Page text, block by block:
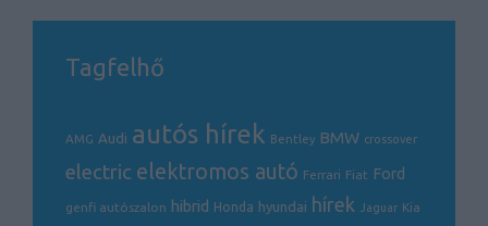
Tagfelhő
AMG Audi autós hírek Bentley BMW crossover
electric elektromos autó Ferrari Fiat Ford
genfi autószalon hibrid Honda hyundai hírek Jaguar Kia